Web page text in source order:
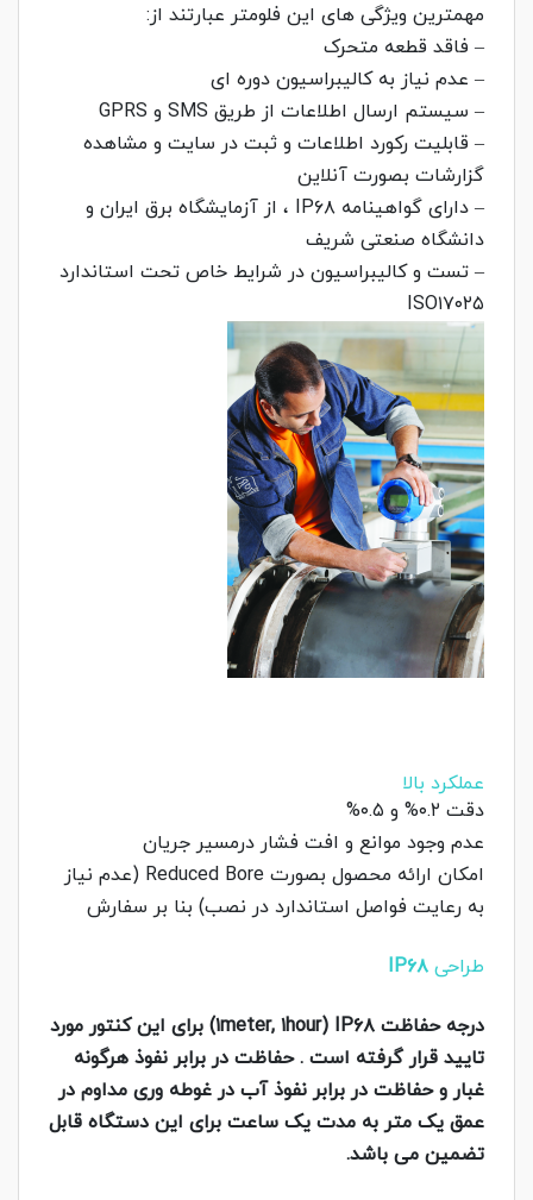
مهمترین ویژگی های این فلومتر عبارتند از:
– فاقد قطعه متحرک
– عدم نیاز به کالیبراسیون دوره ای
– سیستم ارسال اطلاعات از طریق SMS و GPRS
– قابلیت رکورد اطلاعات و ثبت در سایت و مشاهده
گزارشات بصورت آنلاین
– دارای گواهینامه IP۶۸ ، از آزمایشگاه برق ایران و
دانشگاه صنعتی شریف
– تست و کالیبراسیون در شرایط خاص تحت استاندارد
ISO۱۷۰۲۵
عملکرد بالا
دقت ۰.۲% و ۰.۵%
عدم وجود موانع و افت فشار درمسیر جریان
امکان ارائه محصول بصورت Reduced Bore (عدم نیاز
به رعایت فواصل استاندارد در نصب) بنا بر سفارش
طراحی IP۶۸
درجه حفاظت ۱meter, ۱hour) IP۶۸) برای این کنتور مورد
تایید قرار گرفته است . حفاظت در برابر نفوذ هرگونه
غبار و حفاظت در برابر نفوذ آب در غوطه وری مداوم در
عمق یک متر به مدت یک ساعت برای این دستگاه قابل
تضمین می باشد.